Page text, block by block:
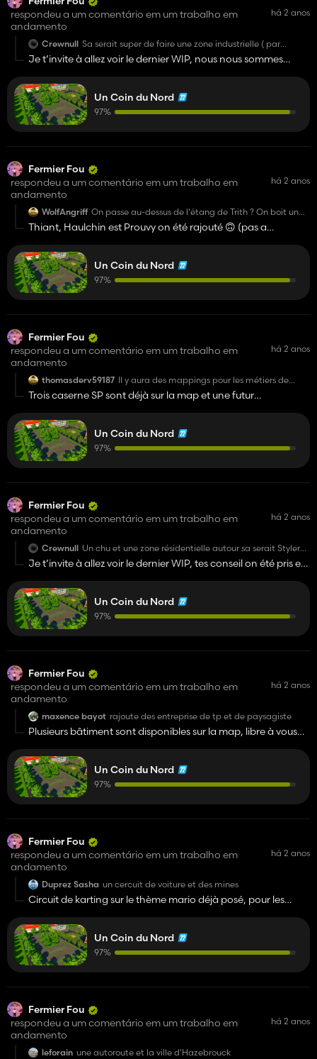
respondeu a um comentário em um trabalho em
andamento
há 2 anos
Crewnull Sa serait super de faire une zone industrielle ( par
exemple des petits entreprises, des centres logistique,
des usines, etc....) Même des magasins de location du
superbe Map
Je t’invite à allez voir le dernier WIP, nous nous sommes
Un Coin du Nord
97%
Fermier Fou
respondeu a um comentário em um trabalho em
andamento
há 2 anos
WolfAngriff On passe au-dessus de l'étang de Trith ? On boit un
jus à l'aire de la Sentinelle ? Plutôt Thiant ou plutôt
Haulchin ? ZI de Prouvy-Rouvignies il doit y avoir un
Thiant, Haulchin est Prouvy on été rajouté 🙃 (pas a
Un Coin du Nord
97%
Fermier Fou
respondeu a um comentário em um trabalho em
andamento
há 2 anos
thomasderv59187 Il y aura des mappings pour les métiers de
secours (Gendarmerie + Police Nationale +
Police Municipale + CHU + Sapeurs-Pompiers)
Trois caserne SP sont déjà sur la map et une futur
Un Coin du Nord
97%
Fermier Fou
respondeu a um comentário em um trabalho em
andamento
há 2 anos
Crewnull Un chu et une zone résidentielle autour sa serait Styler
sinon bonne continuation, de la Ville sa change un peu
des villages qu'on voit d'habitude
Je t’invite à allez voir le dernier WIP, tes conseil on été pris en
Un Coin du Nord
97%
Fermier Fou
respondeu a um comentário em um trabalho em
andamento
há 2 anos
maxence bayot rajoute des entreprise de tp et de paysagiste
Plusieurs bâtiment sont disponibles sur la map, libre à vous
Un Coin du Nord
97%
Fermier Fou
respondeu a um comentário em um trabalho em
andamento
há 2 anos
Duprez Sasha un cercuit de voiture et des mines
Circuit de karting sur le thème mario déjà posé, pour les
bienvenu
Un Coin du Nord
97%
Fermier Fou
respondeu a um comentário em um trabalho em
andamento
há 2 anos
leforain une autoroute et la ville d'Hazebrouck